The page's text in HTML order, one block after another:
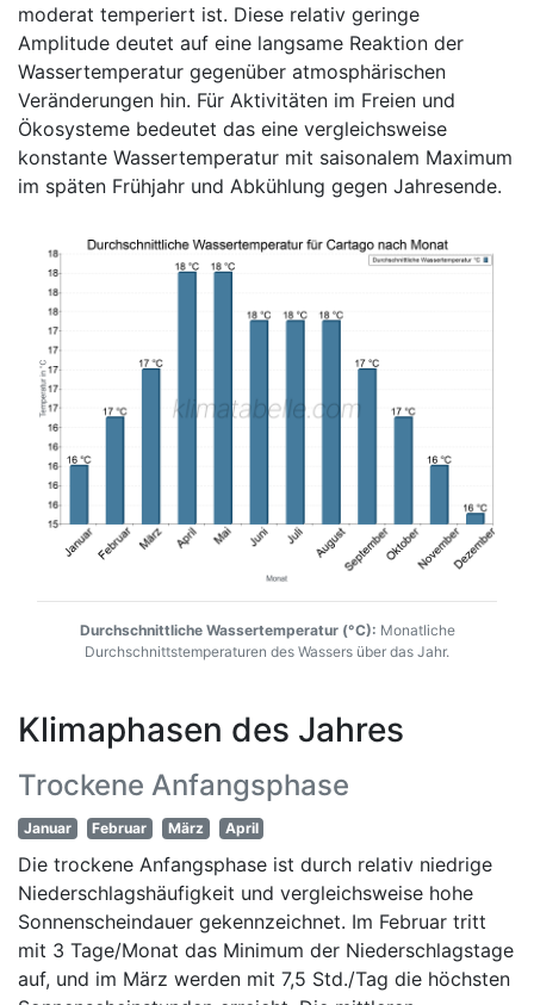
moderat temperiert ist. Diese relativ geringe
Amplitude deutet auf eine langsame Reaktion der
Wassertemperatur gegenüber atmosphärischen
Veränderungen hin. Für Aktivitäten im Freien und
Ökosysteme bedeutet das eine vergleichsweise
konstante Wassertemperatur mit saisonalem Maximum
im späten Frühjahr und Abkühlung gegen Jahresende.
Durchschnittliche Wassertemperatur (°C): Monatliche
Durchschnittstemperaturen des Wassers über das Jahr.
Klimaphasen des Jahres
Trockene Anfangsphase
Januar Februar März April
Die trockene Anfangsphase ist durch relativ niedrige
Niederschlagshäufigkeit und vergleichsweise hohe
Sonnenscheindauer gekennzeichnet. Im Februar tritt
mit 3 Tage/Monat das Minimum der Niederschlagstage
auf, und im März werden mit 7,5 Std./Tag die höchsten